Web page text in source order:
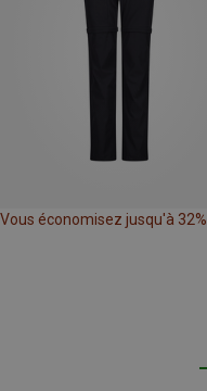
Vous économisez jusqu'à 32%